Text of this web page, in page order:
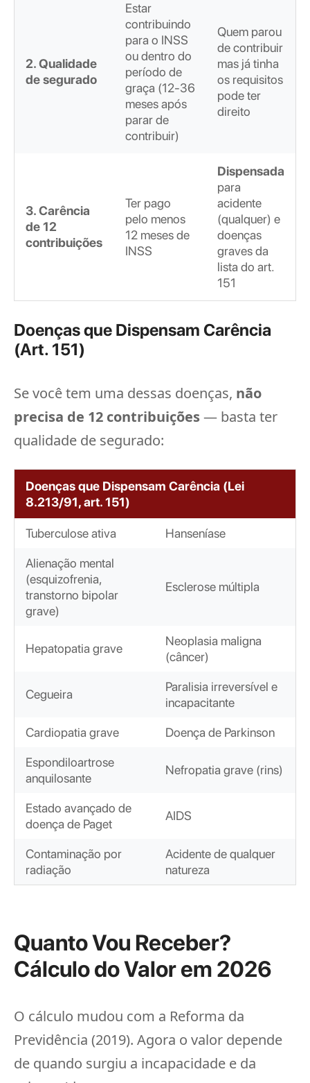
2. Qualidade
de segurado
Estar
contribuindo
para o INSS
ou dentro do
período de
graça (12-36
meses após
parar de
contribuir)
Quem parou
de contribuir
mas já tinha
os requisitos
pode ter
direito
3. Carência
de 12
contribuições
Ter pago
pelo menos
12 meses de
INSS
Dispensada
para
acidente
(qualquer) e
doenças
graves da
lista do art.
151
Doenças que Dispensam Carência
(Art. 151)
Se você tem uma dessas doenças, não
precisa de 12 contribuições — basta ter
qualidade de segurado:
Doenças que Dispensam Carência (Lei
8.213/91, art. 151)
Tuberculose ativa Hanseníase
Alienação mental
(esquizofrenia,
transtorno bipolar
grave)
Esclerose múltipla
Hepatopatia grave
Neoplasia maligna
(câncer)
Cegueira
Paralisia irreversível e
incapacitante
Cardiopatia grave Doença de Parkinson
Espondiloartrose
anquilosante
Nefropatia grave (rins)
Estado avançado de
doença de Paget
AIDS
Contaminação por
radiação
Acidente de qualquer
natureza
Quanto Vou Receber?
Cálculo do Valor em 2026
O cálculo mudou com a Reforma da
Previdência (2019). Agora o valor depende
de quando surgiu a incapacidade e da